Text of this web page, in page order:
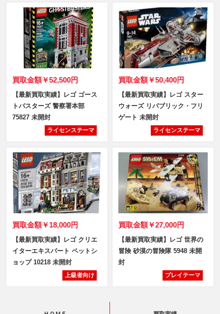
買取金額￥52,500円
【最新買取実績】レゴ ゴース
トバスターズ 警察署本部
75827 未開封
ライセンステーマ
買取金額￥50,400円
【最新買取実績】レゴ スター
ウォーズ リパブリック・フリ
ゲート 未開封
ライセンステーマ
買取金額￥18,000円
【最新買取実績】レゴ クリエ
イターエキスパート ペットシ
ョップ 10218 未開封
上級者向け
買取金額￥27,000円
【最新買取実績】レゴ 世界の
冒険 砂漠の冒険隊 5948 未開
封
プレイテーマ